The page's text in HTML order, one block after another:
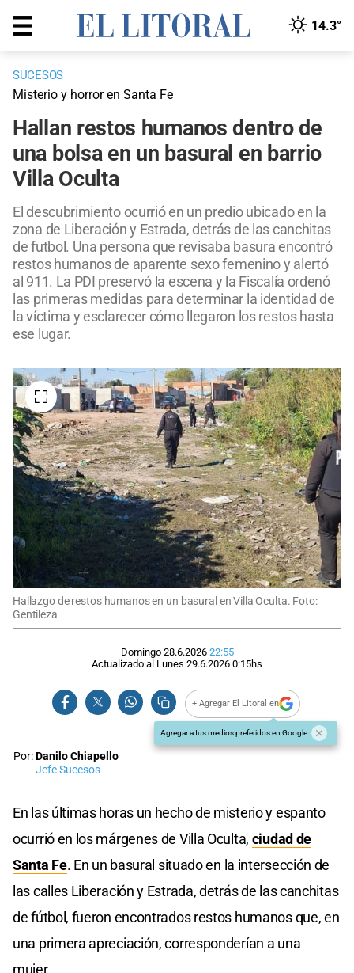
14.3°
SUCESOS
Misterio y horror en Santa Fe
Hallan restos humanos dentro de
una bolsa en un basural en barrio
Villa Oculta
El descubrimiento ocurrió en un predio ubicado en la
zona de Liberación y Estrada, detrás de las canchitas
de futbol. Una persona que revisaba basura encontró
restos humanos de aparente sexo femenino y alertó
al 911. La PDI preservó la escena y la Fiscalía ordenó
las primeras medidas para determinar la identidad de
la víctima y esclarecer cómo llegaron los restos hasta
ese lugar.
Hallazgo de restos humanos en un basural en Villa Oculta. Foto:
Gentileza
Domingo 28.6.2026 22:55
Actualizado al Lunes 29.6.2026 0:15hs
+ Agregar El Litoral en
Agregar a tus medios preferidos en Google
Por:Danilo Chiapello
Jefe Sucesos
En las últimas horas un hecho de misterio y espanto
ocurrió en los márgenes de Villa Oculta, ciudad de
Santa Fe. En un basural situado en la intersección de
las calles Liberación y Estrada, detrás de las canchitas
de fútbol, fueron encontrados restos humanos que, en
una primera apreciación, corresponderían a una
mujer.